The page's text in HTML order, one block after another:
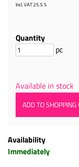
Incl. VAT 25.5 %
Quantity
pc
Available in stock
Availability
Immediately